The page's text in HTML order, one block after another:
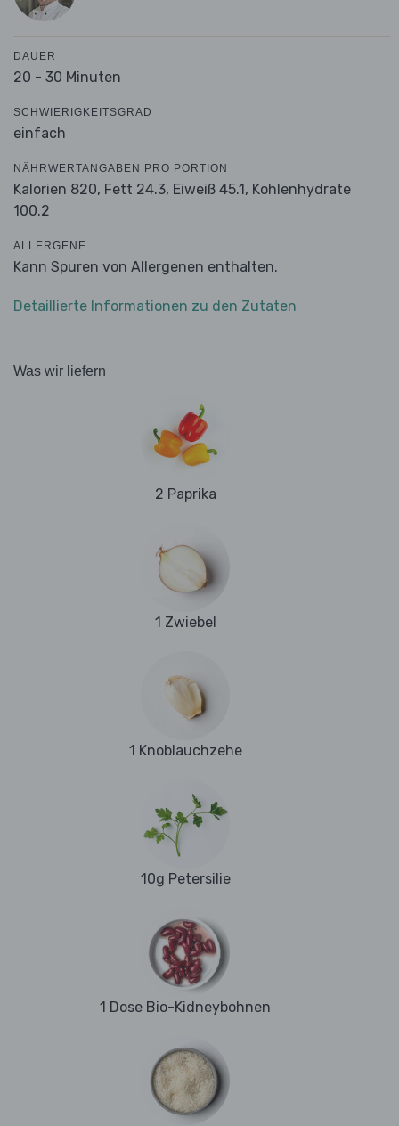
DAUER
20 - 30 Minuten
SCHWIERIGKEITSGRAD
einfach
NÄHRWERTANGABEN PRO PORTION
Kalorien 820, Fett 24.3, Eiweiß 45.1, Kohlenhydrate
100.2
ALLERGENE
Kann Spuren von Allergenen enthalten.
Detaillierte Informationen zu den Zutaten
Was wir liefern
2 Paprika
1 Zwiebel
1 Knoblauchzehe
10g Petersilie
1 Dose Bio-Kidneybohnen